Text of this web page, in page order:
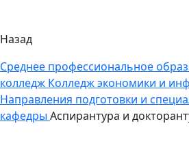
Назад
Среднее профессиональное
колледж Колледж экономики и
Направления подготовки и
кафедры Аспирантура и